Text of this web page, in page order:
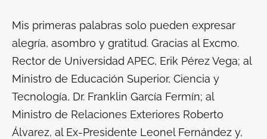
Mis primeras palabras solo pueden expresar
alegría, asombro y gratitud. Gracias al Excmo.
Rector de Universidad APEC, Erik Pérez Vega; al
Ministro de Educación Superior, Ciencia y
Tecnología, Dr. Franklin García Fermín; al
Ministro de Relaciones Exteriores Roberto
Álvarez, al Ex-Presidente Leonel Fernández y,